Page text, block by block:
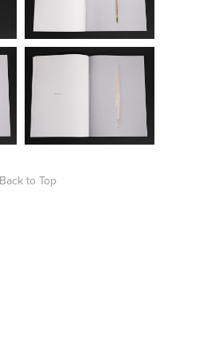
Back to Top